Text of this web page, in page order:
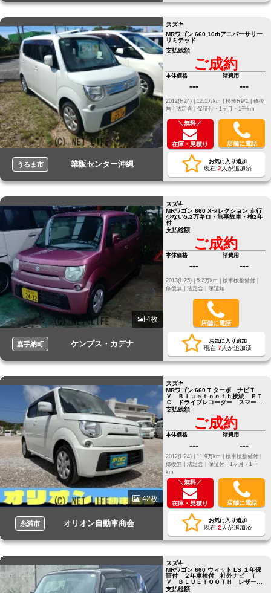
うるま市 業販センター沖縄
スズキ
MRワゴン 660 10thアニバーサリー
リミテッド
支払総額
ご成約
本体価格
---
諸費用
---
修復
無 | 法定含 | 保証付・1ヶ月・1千km
＼無料／
在庫・見積り 店舗に電話
お気に入り追加
現在 2 人が追加済
4枚
嘉手納町 ケンプス・カデナ
スズキ
MRワゴン 660 Xセレクション 走行
少ない5.2万キロ・無事故車・検2年
付
支払総額
ご成約
本体価格
---
諸費用
---
修復無 | 法定含 | 保証無
店舗に電話
お気に入り追加
現在 7人が追加済
42枚
糸満市 オリオン自動車商会
スズキ
MRワゴン 660 T ターボ ナビＴ
Ｖ Ｂｌｕｅｔｏｏｔｈ接続 ＥＴ
Ｃ ドライブレコーダー スマート
キー２個
支払総額
ご成約
本体価格
---
諸費用
---
2012(H24) | 11.9万km |
検車検整備付 |
修復無 | 法定含 | 保証付・1ヶ月・1千
km
＼無料／
在庫・見積り 店舗に電話
お気に入り追加
現在 2 人が追加済
スズキ
MRワゴン 660 ウィット LS １年保
証付 ２年車検付 社外ナビ Ｔ
Ｖ ＢＬＵＥＴＯＯＴＨ レザーシ
ート ＨＩＤ ＥＴＣ 純正ＡＷ
支払総額